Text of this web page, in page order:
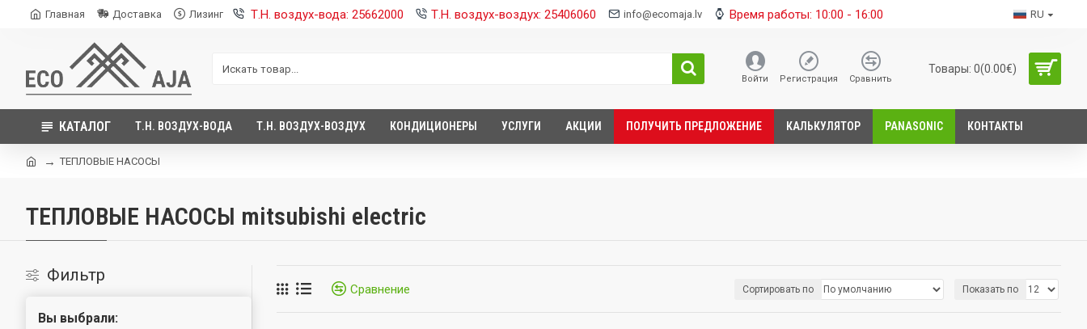
Главная Доставка Лизинг Т.Н. воздух-вода: 25662000 Т.Н. воздух-воздух: 25406060 info@ecomaja.lv Время работы: 10:00 - 16:00 RU
Войти Регистрация Сравнить
Товары: 0(0.00€)
КАТАЛОГ Т.Н. ВОЗДУХ-ВОДА Т.Н. ВОЗДУХ-ВОЗДУХ КОНДИЦИОНЕРЫ УСЛУГИ АКЦИИ ПОЛУЧИТЬ ПРЕДЛОЖЕНИЕ КАЛЬКУЛЯТОР PANASONIC КОНТАКТЫ
ТЕПЛОВЫЕ НАСОСЫ
ТЕПЛОВЫЕ НАСОСЫ mitsubishi electric
Фильтр
Вы выбрали:
Сравнение Сортировать по Показать по